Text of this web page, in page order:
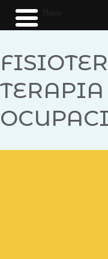
TERAPIA